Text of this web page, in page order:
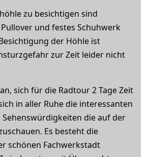
zu besichtigen sind
und festes Schuhwerk
der Höhle ist
zur Zeit leider nicht
sich für die Radtour 2 Tage Zeit
in aller Ruhe die interessanten
Sehenswürdigkeiten die auf der
Es besteht die
schönen Fachwerkstadt